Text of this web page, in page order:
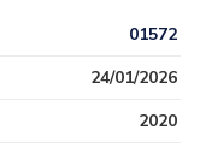
01572
24/01/2026
2020